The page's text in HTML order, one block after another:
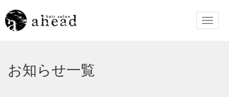
お知らせ一覧